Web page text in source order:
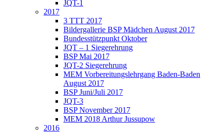
JQT-1
2017
3 TTT 2017
Bildergallerie BSP Mädchen August 2017
Bundesstützpunkt Oktober
JQT – 1 Siegerehrung
BSP Mai 2017
JQT-2 Siegerehrung
MEM Vorbereitungslehrgang Baden-Baden
August 2017
BSP Juni/Juli 2017
JQT-3
BSP November 2017
MEM 2018 Arthur Jussupow
2016